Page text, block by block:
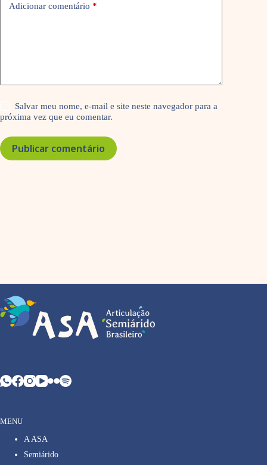
Adicionar comentário *
Salvar meu nome, e-mail e site neste navegador para a
próxima vez que eu comentar.
Publicar comentário
MENU
A ASA
Semiárido